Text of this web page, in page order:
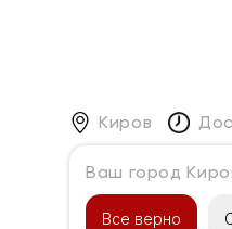
Киров
Ваш город
Все верно
Каталог